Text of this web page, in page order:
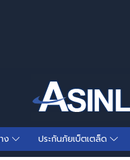
ง ประกันภัยเบ็ตเตล็ด